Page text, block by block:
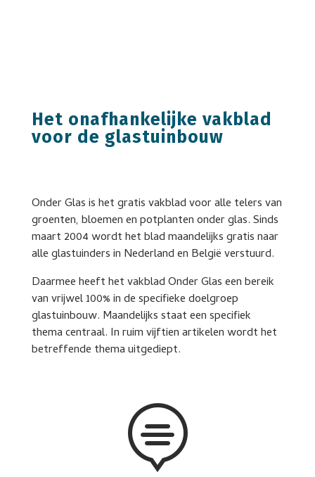
Het onafhankelijke vakblad
voor de glastuinbouw
Onder Glas is het gratis vakblad voor alle telers van
groenten, bloemen en potplanten onder glas. Sinds
maart 2004 wordt het blad maandelijks gratis naar
alle glastuinders in Nederland en België verstuurd.
Daarmee heeft het vakblad Onder Glas een bereik
van vrijwel 100% in de specifieke doelgroep
glastuinbouw. Maandelijks staat een specifiek
thema centraal. In ruim vijftien artikelen wordt het
betreffende thema uitgediept.
